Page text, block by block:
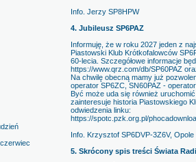
Info. Jerzy SP8HPW
4. Jubileusz SP6PAZ
Informuję, że w roku 2027 jeden z
Piastowski Klub Krótkofalowców
60-lecia. Szczegółowe informacje
https://www.qrz.com/db/SP60PAZ
Na chwilę obecną mamy już
operator SP6ZC, SN60PAZ -
Być może uda się również
zainteresuje historia Piastowskiego
odwiedzenia linku:
https://spotc.pzk.org.pl/
Info. Krzysztof SP6DVP-3Z6V,
5. Skrócony spis treści Świata